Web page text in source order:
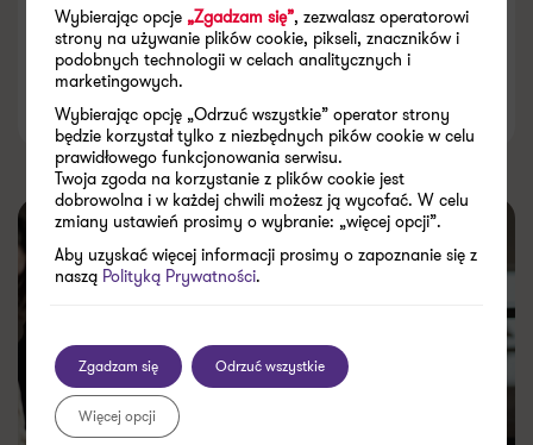
04.02.2026 | Aktualizacja: 08.04.2026
Wybierając opcje„Zgadzam się”, zezwalasz operatorowi
strony na używanie plików cookie, pikseli, znaczników i
podobnych technologii w celach analitycznych i
marketingowych.
Wybierając opcję „Odrzuć wszystkie” operator strony
będzie korzystał tylko z niezbędnych pików cookie w celu
prawidłowego funkcjonowania serwisu.
Twoja zgoda na korzystanie z plików cookie jest
dobrowolna i w każdej chwili możesz ją wycofać. W celu
zmiany ustawień prosimy o wybranie: „więcej opcji”.
Aby uzyskać więcej informacji prosimy o zapoznanie się z
naszą Polityką Prywatności.
Zgadzam się Odrzuć wszystkie
Więcej opcji